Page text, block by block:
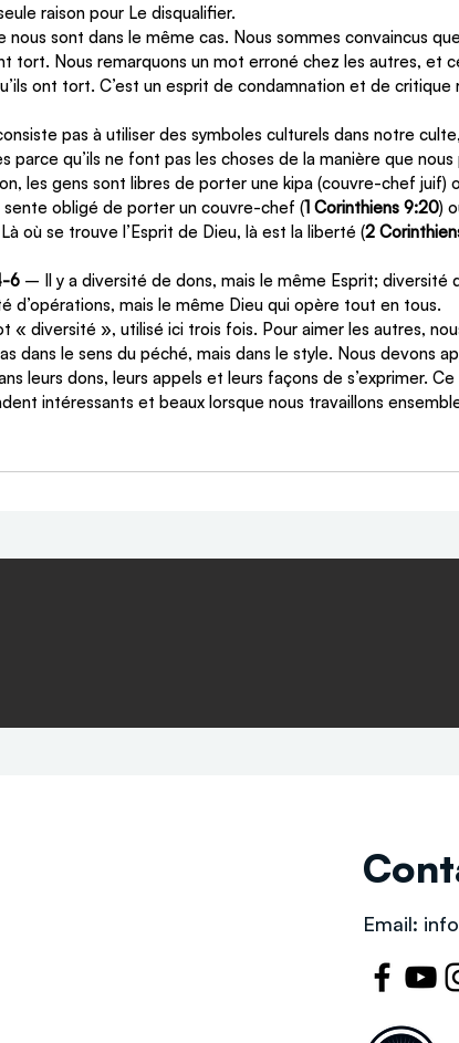
raison pour Le disqualifier.
nous sont dans le même cas. Nous sommes convaincus
tort. Nous remarquons un mot erroné chez les autres, et
ont tort. C’est un esprit de condamnation et de critique
pas à utiliser des symboles culturels dans notre
parce qu’ils ne font pas les choses de la manière que
les gens sont libres de porter une kipa (couvre-chef juif)
sente obligé de porter un couvre-chef (1 Corinthiens 9:20)
où se trouve l’Esprit de Dieu, là est la liberté (2
6 – Il y a diversité de dons, mais le même Esprit; diversité
d’opérations, mais le même Dieu qui opère tout en tous.
« diversité », utilisé ici trois fois. Pour aimer les autres,
dans le sens du péché, mais dans le style. Nous devons
leurs dons, leurs appels et leurs façons de s’exprimer.
intéressants et beaux lorsque nous travaillons
Email: